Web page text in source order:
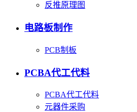
反推原理图
电路板制作
PCB制板
PCBA代工代料
PCBA代工代料
元器件采购